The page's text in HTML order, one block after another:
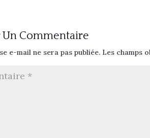
Un Commentaire
e-mail ne sera pas publiée. Les champs